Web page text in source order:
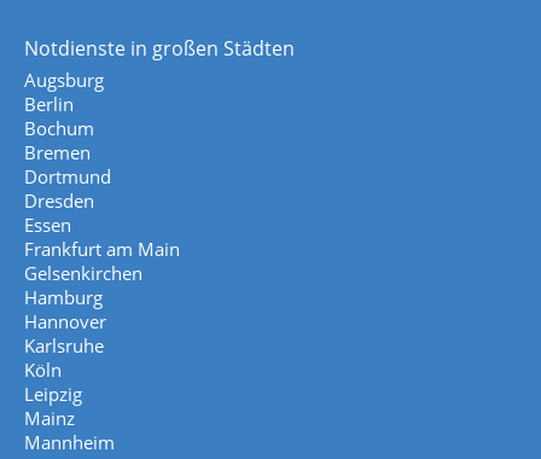
Notdienste in großen Städten
Augsburg
Berlin
Bochum
Bremen
Dortmund
Dresden
Essen
Frankfurt am Main
Gelsenkirchen
Hamburg
Hannover
Karlsruhe
Köln
Leipzig
Mainz
Mannheim